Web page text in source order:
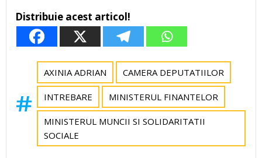
Distribuie acest articol!
AXINIA ADRIAN CAMERA DEPUTATIILOR
INTREBARE MINISTERUL FINANTELOR
MINISTERUL MUNCII SI SOLIDARITATII
SOCIALE